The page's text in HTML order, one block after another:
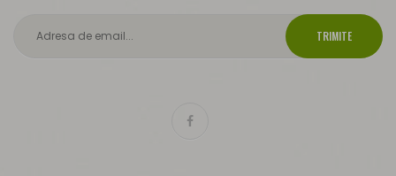
TRIMITE